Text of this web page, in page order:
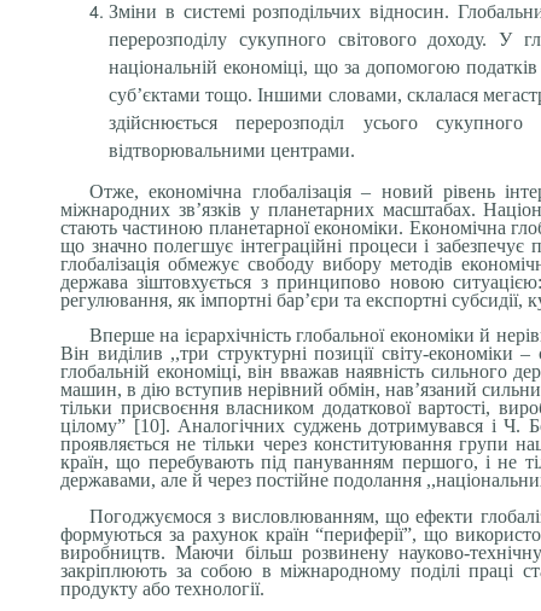
Зміни в системі розподільчих відносин.
перерозподілу сукупного світового доходу. У
національній економіці, що за допомогою
суб’єктами тощо. Іншими словами, склалася
здійснюється перерозподіл усього
відтворювальними центрами.
Отже, економічна глобалізація – новий рівень
міжнародних зв’язків у планетарних масштабах.
стають частиною планетарної економіки. Економічна
що значно полегшує інтеграційні процеси і
глобалізація обмежує свободу вибору методів
держава зіштовхується з принципово новою
регулювання, як імпортні бар’єри та експортні
Вперше на ієрархічність глобальної економіки й
Він виділив ,,три структурні позиції світу-
глобальній економіці, він вважав наявність сильного
машин, в дію вступив нерівний обмін, нав’язаний
тільки присвоєння власником додаткової вартості,
цілому” [10]. Аналогічних суджень дотримувався і Ч.
проявляється не тільки через конституювання групи
країн, що перебувають під пануванням першого, і не
державами, але й через постійне подолання
Погоджуємося з висловлюванням, що ефекти
формуються за рахунок країн “периферії”, що
виробництв. Маючи більш розвинену науково-
закріплюють за собою в міжнародному поділі праці
продукту або технології.